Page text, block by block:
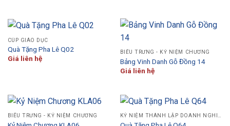
CÚP GIÁO DỤC
Quà Tặng Pha Lê Q02
Giá liên hệ
BIỂU TRƯNG - KỶ NIỆM CHƯƠNG
Bảng Vinh Danh Gỗ Đồng 14
Giá liên hệ
BIỂU TRƯNG - KỶ NIỆM CHƯƠNG KỶ NIỆM THÀNH LẬP DOANH NGHIỆP